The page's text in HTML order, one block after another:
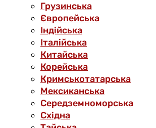
Грузинська
Європейська
Індійська
Італійська
Китайська
Корейська
Кримськотатарська
Мексиканська
Середземноморська
Східна